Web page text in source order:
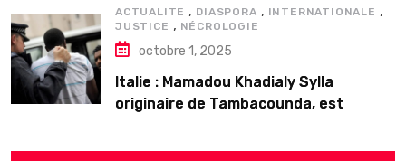
ACTUALITE , DIASPORA , INTERNATIONALE ,
JUSTICE , NÉCROLOGIE
octobre 1, 2025
Italie : Mamadou Khadialy Sylla
originaire de Tambacounda, est